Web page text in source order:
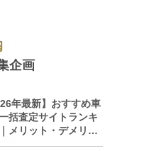
企画
年最新】おすすめ車
括査定サイトランキ
メリット・デメリッ
説